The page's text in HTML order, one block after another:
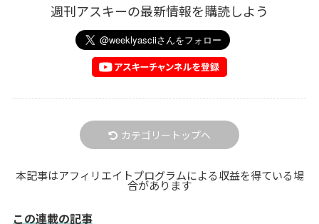
週刊アスキーの最新情報を購読しよう
カテゴリートップへ
本記事はアフィリエイトプログラムによる収益を得ている場
合があります
この連載の記事